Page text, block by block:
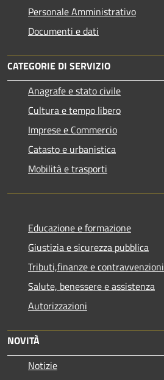
Personale Amministrativo
Documenti e dati
CATEGORIE DI SERVIZIO
Anagrafe e stato civile
Cultura e tempo libero
Imprese e Commercio
Catasto e urbanistica
Mobilità e trasporti
Educazione e formazione
Giustizia e sicurezza pubblica
Tributi,finanze e contravvenzioni
Salute, benessere e assistenza
Autorizzazioni
NOVITÀ
Notizie